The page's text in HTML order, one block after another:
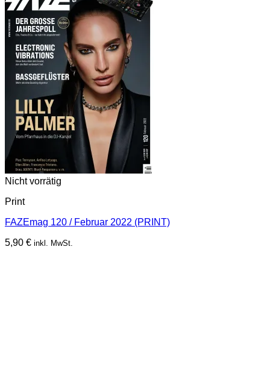
Nicht vorrätig
Print
FAZEmag 120 / Februar 2022 (PRINT)
5,90 € inkl. MwSt.